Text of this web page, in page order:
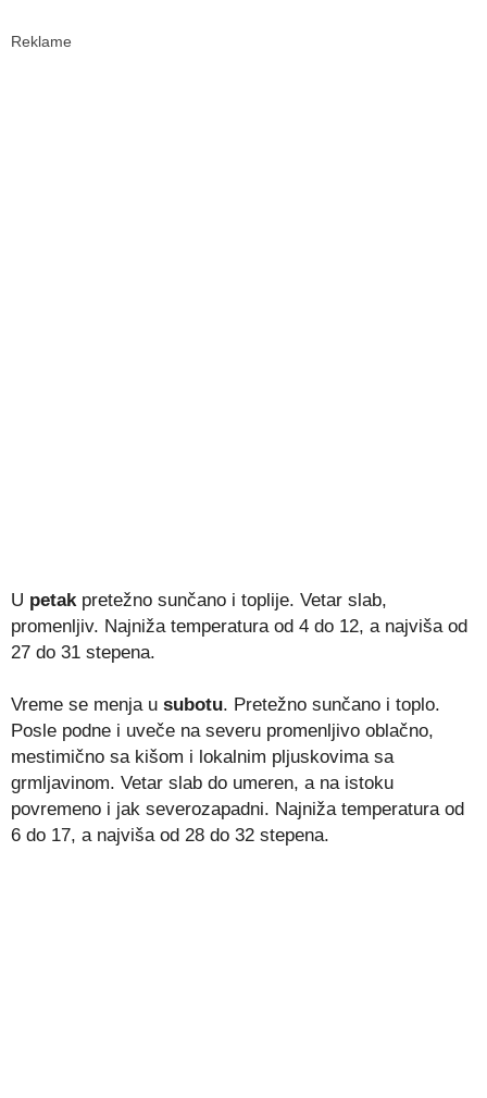
Reklame
U petakpretežno sunčano i toplije. Vetar slab,
promenljiv. Najniža temperatura od 4 do 12, a najviša od
27 do 31 stepena.
Vreme se menja u subotu. Pretežno sunčano i toplo.
Posle podne i uveče na severu promenljivo oblačno,
mestimično sa kišom i lokalnim pljuskovima sa
grmljavinom. Vetar slab do umeren, a na istoku
povremeno i jak severozapadni. Najniža temperatura od
6 do 17, a najviša od 28 do 32 stepena.